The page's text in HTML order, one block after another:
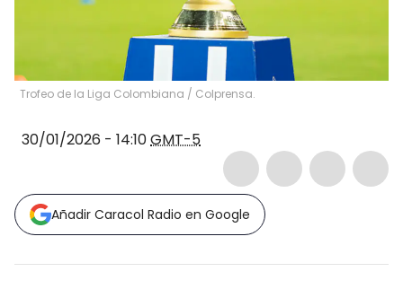
Trofeo de la Liga Colombiana / Colprensa.
30/01/2026 - 14:10GMT-5
Añadir Caracol Radio en Google